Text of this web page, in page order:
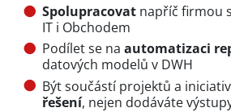
Spolupracovat napříč firmou
IT i Obchodem
Podílet se na automatizaci
datových modelů v DWH
Být součástí projektů a
řešení, nejen dodáváte